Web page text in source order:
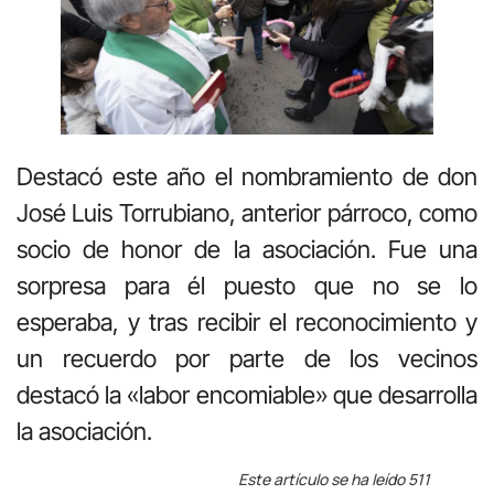
Destacó este año el nombramiento de don
José Luis Torrubiano, anterior párroco, como
socio de honor de la asociación. Fue una
sorpresa para él puesto que no se lo
esperaba, y tras recibir el reconocimiento y
un recuerdo por parte de los vecinos
destacó la «labor encomiable» que desarrolla
la asociación.
Este artículo se ha leído 511